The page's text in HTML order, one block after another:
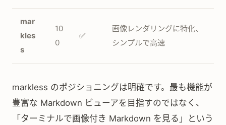
mar
kles
s
10
0
✅
画像レンダリングに特化、
シンプルで高速
markless のポジショニングは明確です。最も機能が
豊富な Markdown ビューアを目指すのではなく、
「ターミナルで画像付き Markdown を見る」という